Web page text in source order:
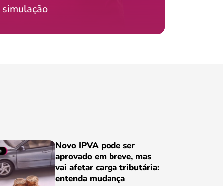
simulação
Novo IPVA pode ser
aprovado em breve, mas
vai afetar carga tributária:
entenda mudança